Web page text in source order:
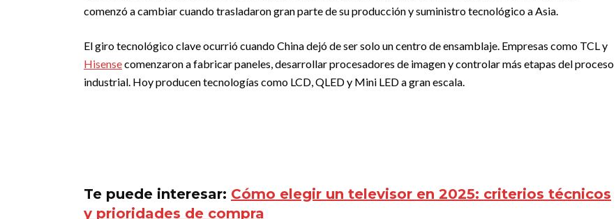
comenzó a cambiar cuando trasladaron gran parte de su producción y suministro tecnológico a Asia.
El giro tecnológico clave ocurrió cuando China dejó de ser solo un centro de ensamblaje. Empresas como TCL y
Hisensecomenzaron a fabricar paneles, desarrollar procesadores de imagen y controlar más etapas del proceso
industrial. Hoy producen tecnologías como LCD, QLED y Mini LED a gran escala.
Te puede interesar: Cómo elegir un televisor en 2025: criterios técnicos
y prioridades de compra